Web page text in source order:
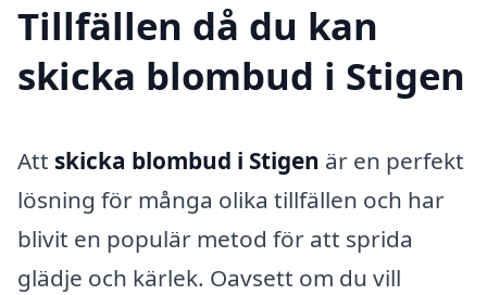
Tillfällen då du kan
skicka blombud i Stigen
Att skicka blombud i Stigen är en perfekt
lösning för många olika tillfällen och har
blivit en populär metod för att sprida
glädje och kärlek. Oavsett om du vill